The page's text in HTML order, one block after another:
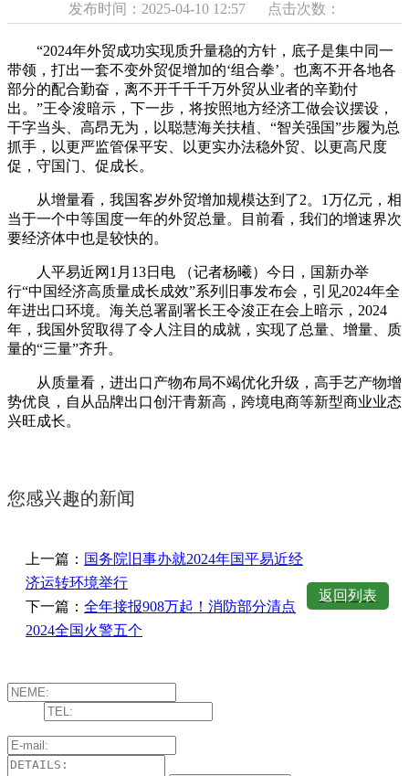
发布时间：2025-04-10 12:57 点击次数：
“2024年外贸成功实现质升量稳的方针，底子是集中同一
带领，打出一套不变外贸促增加的‘组合拳’。也离不开各地各
部分的配合勤奋，离不开千千千万外贸从业者的辛勤付
出。”王令浚暗示，下一步，将按照地方经济工做会议摆设，
干字当头、高昂无为，以聪慧海关扶植、“智关强国”步履为总
抓手，以更严监管保平安、以更实办法稳外贸、以更高尺度
促，守国门、促成长。
从增量看，我国客岁外贸增加规模达到了2。1万亿元，相
当于一个中等国度一年的外贸总量。目前看，我们的增速界次
要经济体中也是较快的。
人平易近网1月13日电 （记者杨曦）今日，国新办举
行“中国经济高质量成长成效”系列旧事发布会，引见2024年全
年进出口环境。海关总署副署长王令浚正在会上暗示，2024
年，我国外贸取得了令人注目的成就，实现了总量、增量、质
量的“三量”齐升。
从质量看，进出口产物布局不竭优化升级，高手艺产物增
势优良，自从品牌出口创汗青新高，跨境电商等新型商业业态
兴旺成长。
您感兴趣的新闻
上一篇： 国务院旧事办就2024年国平易近经
济运转环境举行
下一篇： 全年接报908万起！消防部分清点
2024全国火警五个
返回列表